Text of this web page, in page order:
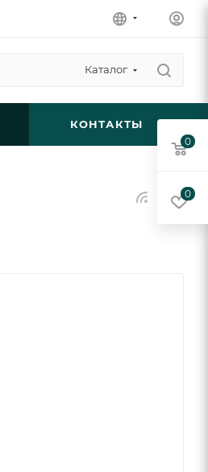
Каталог
КОНТАКТЫ
0
0